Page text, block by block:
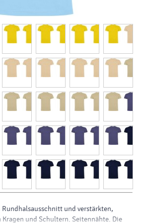
und verstärkten,
Kragen und Schultern. Seitennähte. Die